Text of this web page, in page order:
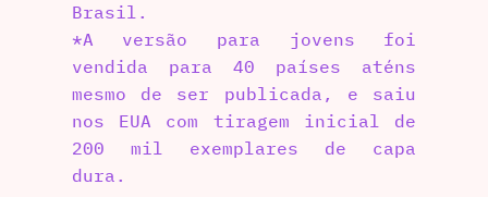
Brasil.
*A versão para jovens foi
vendida para 40 países aténs
mesmo de ser publicada, e saiu
nos EUA com tiragem inicial de
200 mil exemplares de capa
dura.